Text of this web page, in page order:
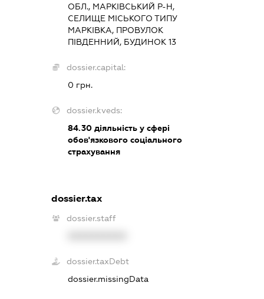
ОБЛ., МАРКІВСЬКИЙ Р-Н,
СЕЛИЩЕ МІСЬКОГО ТИПУ
МАРКІВКА, ПРОВУЛОК
ПІВДЕННИЙ, БУДИНОК 13
dossier.capital:
0 грн.
dossier.kveds:
84.30 діяльність у сфері
обов'язкового соціального
страхування
dossier.tax
dossier.staff
dossier.taxDebt
dossier.missingData